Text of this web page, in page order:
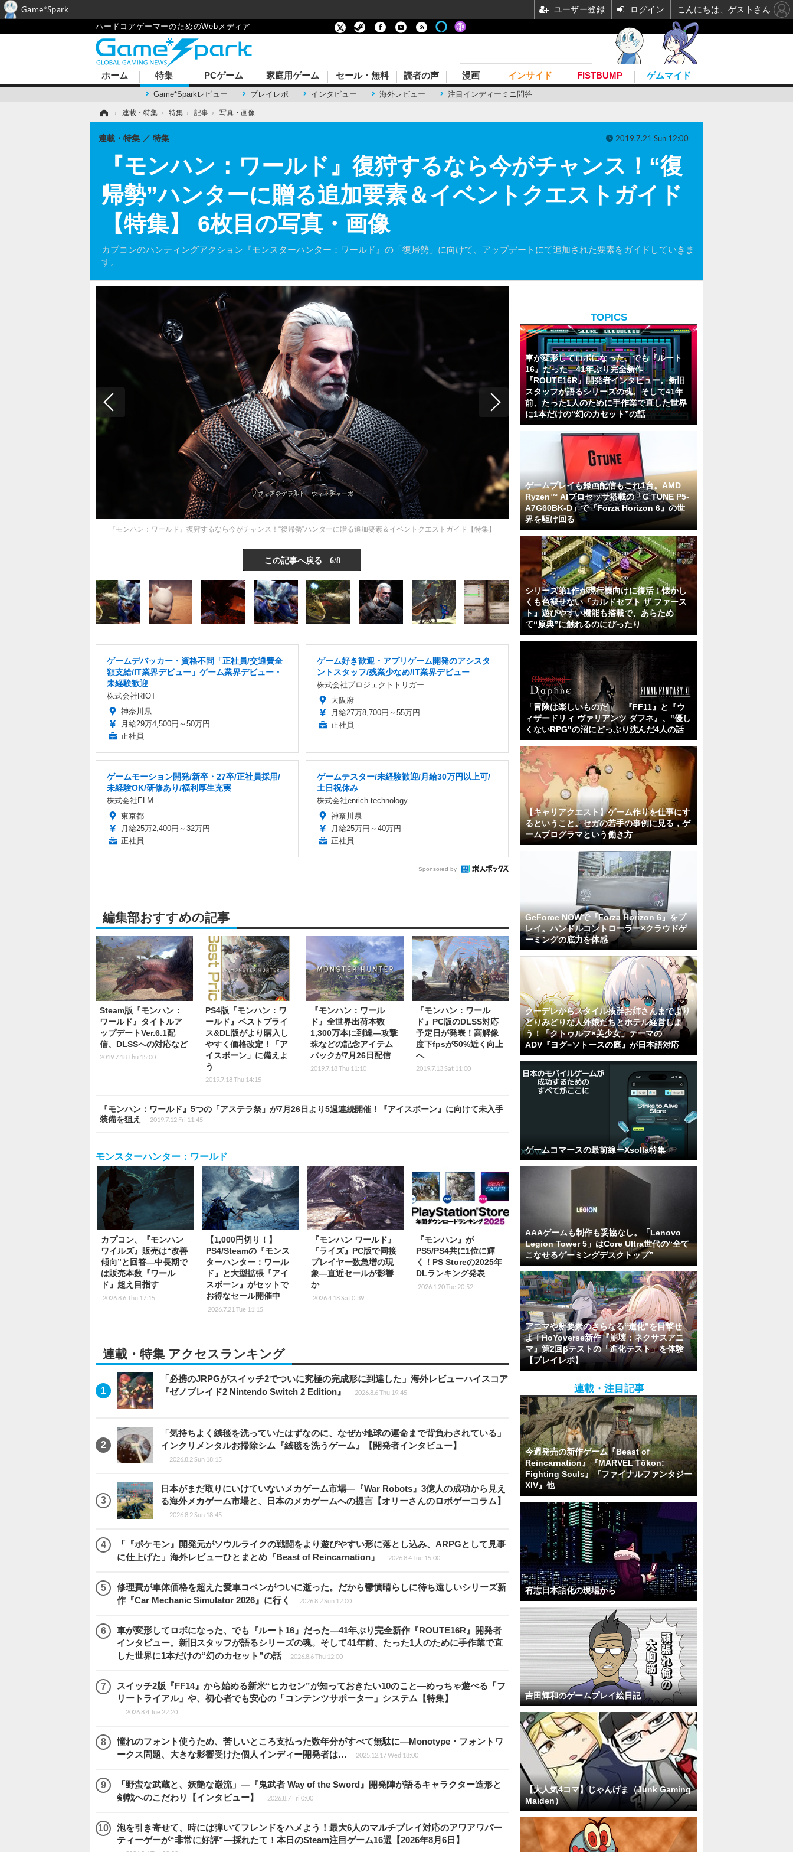
ハードコアゲーマーのためのWebメディア
ホーム 特集
Game*Sparkレビュー プレイレポ インタビュー 海外レビュー 注目インディーミニ問答
PCゲーム 家庭用ゲーム セール・無料 読者の声 漫画 インサイド FISTBUMP ゲムマイド
› 連載・特集 › 特集 › 記事 › 写真・画像
『モンハン：ワールド』復狩するなら今がチャンス！“復
帰勢”ハンターに贈る追加要素＆イベントクエストガイド
【特集】 6枚目の写真・画像
カプコンのハンティングアクション『モンスターハンター：ワールド』の「復帰勢」に向けて、アップデートにて追加された要素をガイドしていきま
す。
連載・特集 特集 2019.7.21 Sun 12:00
『モンハン：ワールド』復狩するなら今がチャンス！“復帰勢”ハンターに贈る追加要素＆イベントクエストガイド【特集】
この記事へ戻る 6/8
ゲームデバッカー・資格不問「正社員/交通費全
額支給/IT業界デビュー」ゲーム業界デビュー・
未経験歓迎
株式会社RIOT
神奈川県
月給29万4,500円～50万円
正社員
ゲーム好き歓迎・アプリゲーム開発のアシスタ
ントスタッフ/残業少なめ/IT業界デビュー
株式会社プロジェクトトリガー
大阪府
月給27万8,700円～55万円
正社員
ゲームモーション開発/新卒・27卒/正社員採用/
未経験OK/研修あり/福利厚生充実
株式会社ELM
東京都
月給25万2,400円～32万円
正社員
ゲームテスター/未経験歓迎/月給30万円以上可/
土日祝休み
株式会社enrich technology
神奈川県
月給25万円～40万円
正社員
Sponsored by
編集部おすすめの記事
Steam版『モンハン：
ワールド』タイトルア
ップデートVer.6.1配
信、DLSSへの対応など
2019.7.18 Thu 15:00
PS4版『モンハン：ワ
ールド』ベストプライ
ス&DL版がより購入し
やすく価格改定！「ア
イスボーン」に備えよ
う
2019.7.18 Thu 14:15
『モンハン：ワール
ド』全世界出荷本数
1,300万本に到達―攻撃
珠などの記念アイテム
パックが7月26日配信
2019.7.18 Thu 11:10
『モンハン：ワール
ド』PC版のDLSS対応
予定日が発表！高解像
度下fpsが50%近く向上
へ
2019.7.13 Sat 11:00
『モンハン：ワールド』5つの「アステラ祭」が7月26日より5週連続開催！『アイスボーン』に向けて未入手
装備を狙え
2019.7.12 Fri 11:45
モンスターハンター：ワールド
カプコン、『モンハン
ワイルズ』販売は“改善
傾向”と回答―中長期で
は販売本数『ワール
ド』超え目指す
2026.8.6 Thu 17:15
【1,000円切り！】
PS4/Steamの『モンス
ターハンター：ワール
ド』と大型拡張『アイ
スボーン』がセットで
お得なセール開催中
2026.7.21 Tue 11:15
『モンハン ワールド』
『ライズ』PC版で同接
プレイヤー数急増の現
象―直近セールが影響
か
2026.4.18 Sat 0:39
『モンハン』が
PS5/PS4共に1位に輝
く！PS Storeの2025年
DLランキング発表
2026.1.20 Tue 20:52
連載・特集 アクセスランキング
「必携のJRPGがスイッチ2でついに究極の完成形に到達した」海外レビューハイスコア
『ゼノブレイド2 Nintendo Switch 2 Edition』
2026.8.6 Thu 19:45
「気持ちよく絨毯を洗っていたはずなのに、なぜか地球の運命まで背負わされている」
インクリメンタルお掃除シム『絨毯を洗うゲーム』【開発者インタビュー】
2026.8.2 Sun 18:15
日本がまだ取りにいけていないメカゲーム市場―『War Robots』3億人の成功から見え
る海外メカゲーム市場と、日本のメカゲームへの提言【オリーさんのロボゲーコラム】
2026.8.2 Sun 18:45
「『ポケモン』開発元がソウルライクの戦闘をより遊びやすい形に落とし込み、ARPGとして見事
に仕上げた」海外レビューひとまとめ『Beast of Reincarnation』
2026.8.4 Tue 15:00
修理費が車体価格を超えた愛車コペンがついに逝った。だから鬱憤晴らしに待ち遠しいシリーズ新
作『Car Mechanic Simulator 2026』に行く
2026.8.2 Sun 12:00
車が変形してロボになった、でも『ルート16』だった―41年ぶり完全新作『ROUTE16R』開発者
インタビュー。新旧スタッフが語るシリーズの魂。そして41年前、たった1人のために手作業で直
した世界に1本だけの“幻のカセット”の話
2026.8.6 Thu 12:00
スイッチ2版『FF14』から始める新米“ヒカセン”が知っておきたい10のこと―めっちゃ遊べる「フ
リートライアル」や、初心者でも安心の「コンテンツサポーター」システム【特集】
2026.8.4 Tue 22:20
憧れのフォント使うため、苦しいところ支払った数年分がすべて無駄に―Monotype・フォントワ
ークス問題、大きな影響受けた個人インディー開発者は…
2025.12.17 Wed 18:00
「野蛮な武蔵と、妖艶な巌流」―『鬼武者 Way of the Sword』開発陣が語るキャラクター造形と
剣戟へのこだわり【インタビュー】
2026.8.7 Fri 0:00
泡を引き寄せて、時には弾いてフレンドをハメよう！最大6人のマルチプレイ対応のアワアワパー
ティーゲーが“非常に好評”―採れたて！本日のSteam注目ゲーム16選【2026年8月6日】
TOPICS
車が変形してロボになった、でも『ルート
16』だった―41年ぶり完全新作
『ROUTE16R』開発者インタビュー。新旧
スタッフが語るシリーズの魂。そして41年
前、たった1人のために手作業で直した世界
に1本だけの“幻のカセット”の話
ゲームプレイも録画配信もこれ1台。AMD
Ryzen™ AIプロセッサ搭載の「G TUNE P5-
A7G60BK-D」で『Forza Horizon 6』の世
界を駆け回る
シリーズ第1作が現行機向けに復活！懐かし
くも色褪せない『カルドセプト ザ ファース
ト』遊びやすい機能も搭載で、あらため
て“原典”に触れるのにぴったり
「冒険は楽しいものだ」 ─『FF11』と『ウ
ィザードリィ ヴァリアンツ ダフネ』、"優し
くないRPG"の沼にどっぷり沈んだ4人の話
【キャリアクエスト】ゲーム作りを仕事にす
るということ。セガの若手の事例に見る，ゲ
ームプログラマという働き方
GeForce NOWで『Forza Horizon 6』をプ
レイ。ハンドルコントローラー×クラウドゲ
ーミングの底力を体感
クーデレからスタイル抜群お姉さんまでより
どりみどりな人外娘たちとホテル経営しよ
う！「クトゥルフ×美少女」テーマの
ADV『ヨグ=ソトースの庭』が日本語対応
ゲームコマースの最前線ーXsolla特集
AAAゲームも制作も妥協なし。「Lenovo
Legion Tower 5」はCore Ultra世代の“全て
こなせるゲーミングデスクトップ”
アニマや新要素のさらなる“進化”を目撃せ
よ！HoYoverse新作『崩壊：ネクサスアニ
マ』第2回βテストの「進化テスト」を体験
【プレイレポ】
連載・注目記事
今週発売の新作ゲーム『Beast of
Reincarnation』『MARVEL Tōkon:
Fighting Souls』『ファイナルファンタジー
XIV』他
有志日本語化の現場から
吉田輝和のゲームプレイ絵日記
【大人気4コマ】じゃんげま（Junk Gaming
Maiden）
Game*Spark ユーザー登録 ログイン こんにちは、ゲストさん